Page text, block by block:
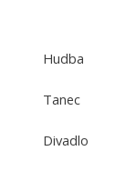
Hudba
Tanec
Divadlo